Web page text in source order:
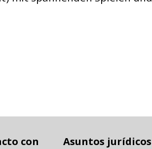
con
Asuntos jurídicos